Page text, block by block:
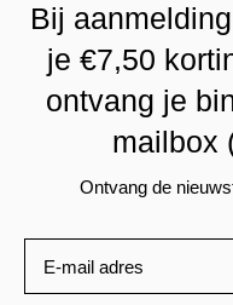
Bij
je €7,50
ontvang je
mailbox
Ontvang de